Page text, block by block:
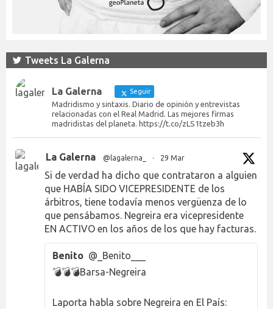
Tweets La Galerna
La Galerna Seguir
Madridismo y sintaxis. Diario de opinión y entrevistas
relacionadas con el Real Madrid. Las mejores firmas
madridistas del planeta. https://t.co/zLS1tzeb3h
La Galerna @lagalerna_ · 29 Mar
Si de verdad ha dicho que contrataron a alguien
que HABÍA SIDO VICEPRESIDENTE de los
árbitros, tiene todavía menos vergüenza de lo
que pensábamos. Negreira era vicepresidente
EN ACTIVO en los años de los que hay facturas.
Benito @_Benito___
💣💣💣Barsa-Negreira
Laporta habla sobre Negreira en El País: